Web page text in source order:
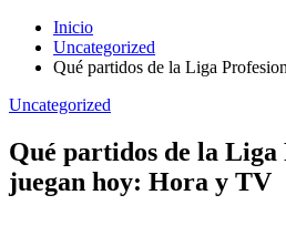
Inicio
Uncategorized
Qué partidos de la Liga
Uncategorized
Qué partidos de la Liga
juegan hoy: Hora y TV